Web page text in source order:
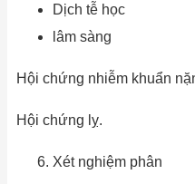
Dịch tễ học
lâm sàng
Hội chứng nhiễm khuẩn
Hội chứng lỵ.
Xét nghiệm phân